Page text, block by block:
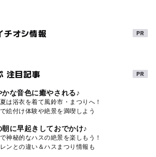
チオシ情報
注目記事
かな音色に癒やされる♪
は浴衣を着て風鈴市・まつりへ！
絵付け体験や絶景を満喫しよう
朝に早起きしておでかけ♪
神秘的なハスの絶景を楽しもう！
ンとの違い＆ハスまつり情報も